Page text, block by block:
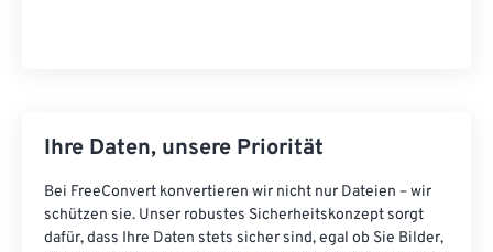
Ihre Daten, unsere Priorität
Bei FreeConvert konvertieren wir nicht nur Dateien – wir
schützen sie. Unser robustes Sicherheitskonzept sorgt
dafür, dass Ihre Daten stets sicher sind, egal ob Sie Bilder,